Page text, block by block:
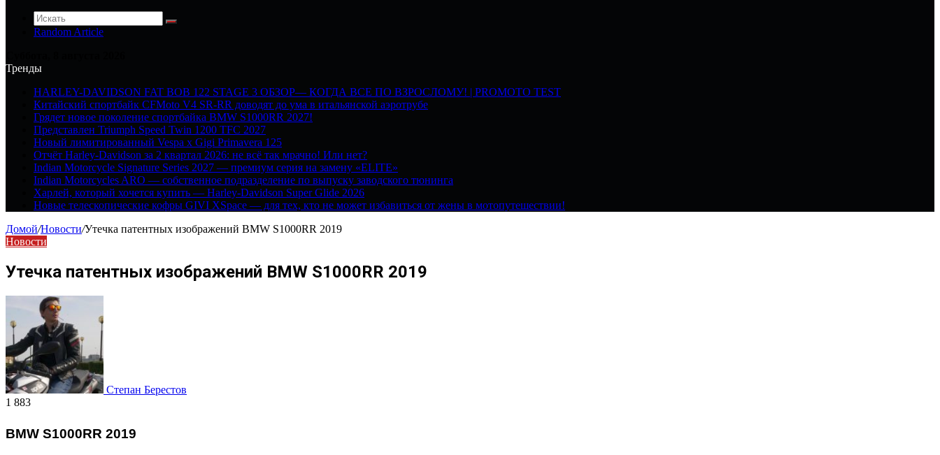
Random Article
Тренды
HARLEY-DAVIDSON FAT BOB 122 STAGE 3 ОБЗОР— КОГДА ВСЕ ПО ВЗРОСЛОМУ! | PROMOTO TEST
Китайский спортбайк CFMoto V4 SR-RR доводят до ума в итальянской аэротрубе
Грядет новое поколение спортбайка BMW S1000RR 2027!
Представлен Triumph Speed Twin 1200 TFC 2027
Новый лимитированный Vespa x Gigi Primavera 125
Отчёт Harley-Davidson за 2 квартал 2026: не всё так мрачно! Или нет?
Indian Motorcycle Signature Series 2027 — премиум серия на замену «ELITE»
Indian Motorcycles ARO — собственное подразделение по выпуску заводского тюнинга
Харлей, который хочется купить — Harley-Davidson Super Glide 2026
Новые телескопические кофры GIVI XSpace — для тех, кто не может избавиться от жены в мотопутешествии!
Домой/Новости/Утечка патентных изображений BMW S1000RR 2019
Новости
Утечка патентных изображений BMW S1000RR 2019
Степан Берестов
1 883
BMW S1000RR 2019